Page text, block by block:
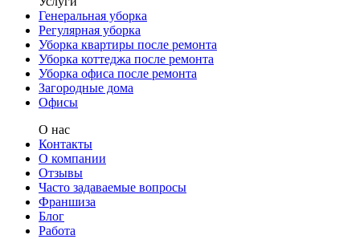
Генеральная уборка
Регулярная уборка
Уборка квартиры после ремонта
Уборка коттеджа после ремонта
Уборка офиса после ремонта
Загородные дома
Офисы
О нас
Контакты
О компании
Отзывы
Часто задаваемые вопросы
Франшиза
Блог
Работа